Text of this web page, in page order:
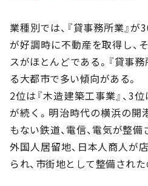
業種別では、『貸事務所業』
が好調時に不動産を取得し、
スがほとんどである。『貸事
る大都市で多い傾向がある。
2位は『木造建築工事業』、3
が続く。明治時代の横浜の開
もない鉄道、電信、電気が整
外国人居留地、日本人商人が
られ、市街地として整備された